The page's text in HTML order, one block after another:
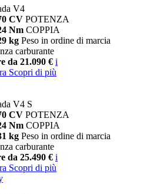
V4
CV POTENZA
Nm COPPIA
kg Peso in ordine di marcia
carburante
da 21.090 € i
Scopri di più
V4 S
CV POTENZA
Nm COPPIA
kg Peso in ordine di marcia
carburante
da 25.490 € i
Scopri di più